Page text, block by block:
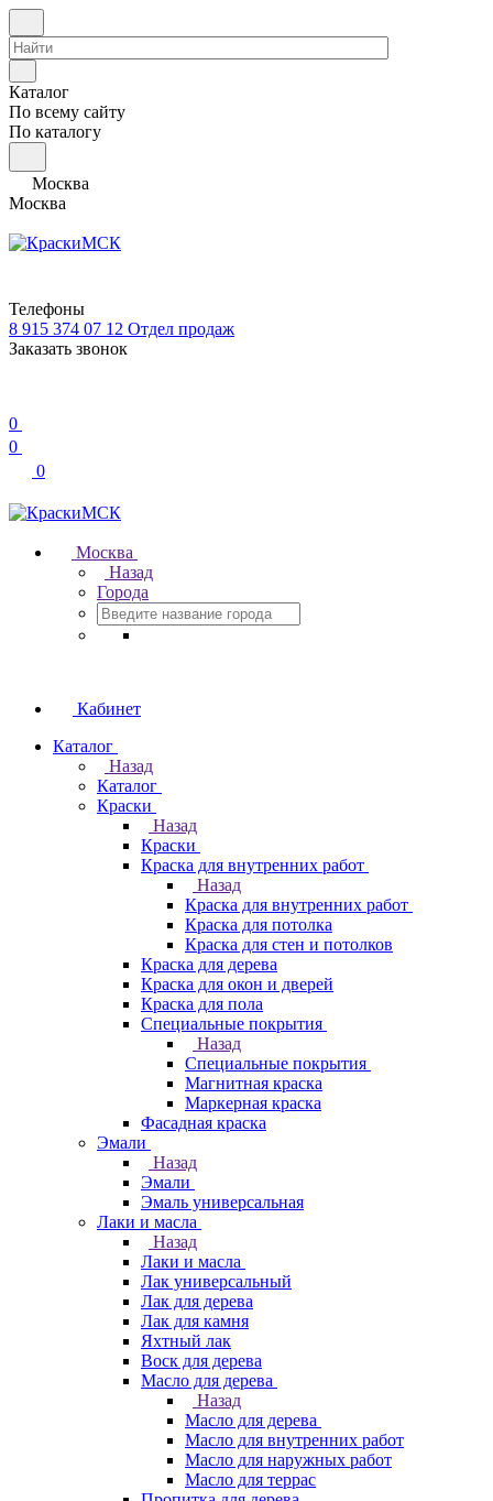
Каталог
По всему сайту
По каталогу
Москва
Москва
Телефоны
8 915 374 07 12 Отдел продаж
Заказать звонок
0
0
0
Москва
Назад
Города
Кабинет
Каталог
Назад
Каталог
Краски
Назад
Краски
Краска для внутренних работ
Назад
Краска для внутренних работ
Краска для потолка
Краска для стен и потолков
Краска для дерева
Краска для окон и дверей
Краска для пола
Специальные покрытия
Назад
Специальные покрытия
Магнитная краска
Маркерная краска
Фасадная краска
Эмали
Назад
Эмали
Эмаль универсальная
Лаки и масла
Назад
Лаки и масла
Лак универсальный
Лак для дерева
Лак для камня
Яхтный лак
Воск для дерева
Масло для дерева
Назад
Масло для дерева
Масло для внутренних работ
Масло для наружных работ
Масло для террас